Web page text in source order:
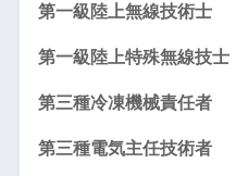
第一級陸上無線技術士
第一級陸上特殊無線技士
第三種冷凍機械責任者
第三種電気主任技術者